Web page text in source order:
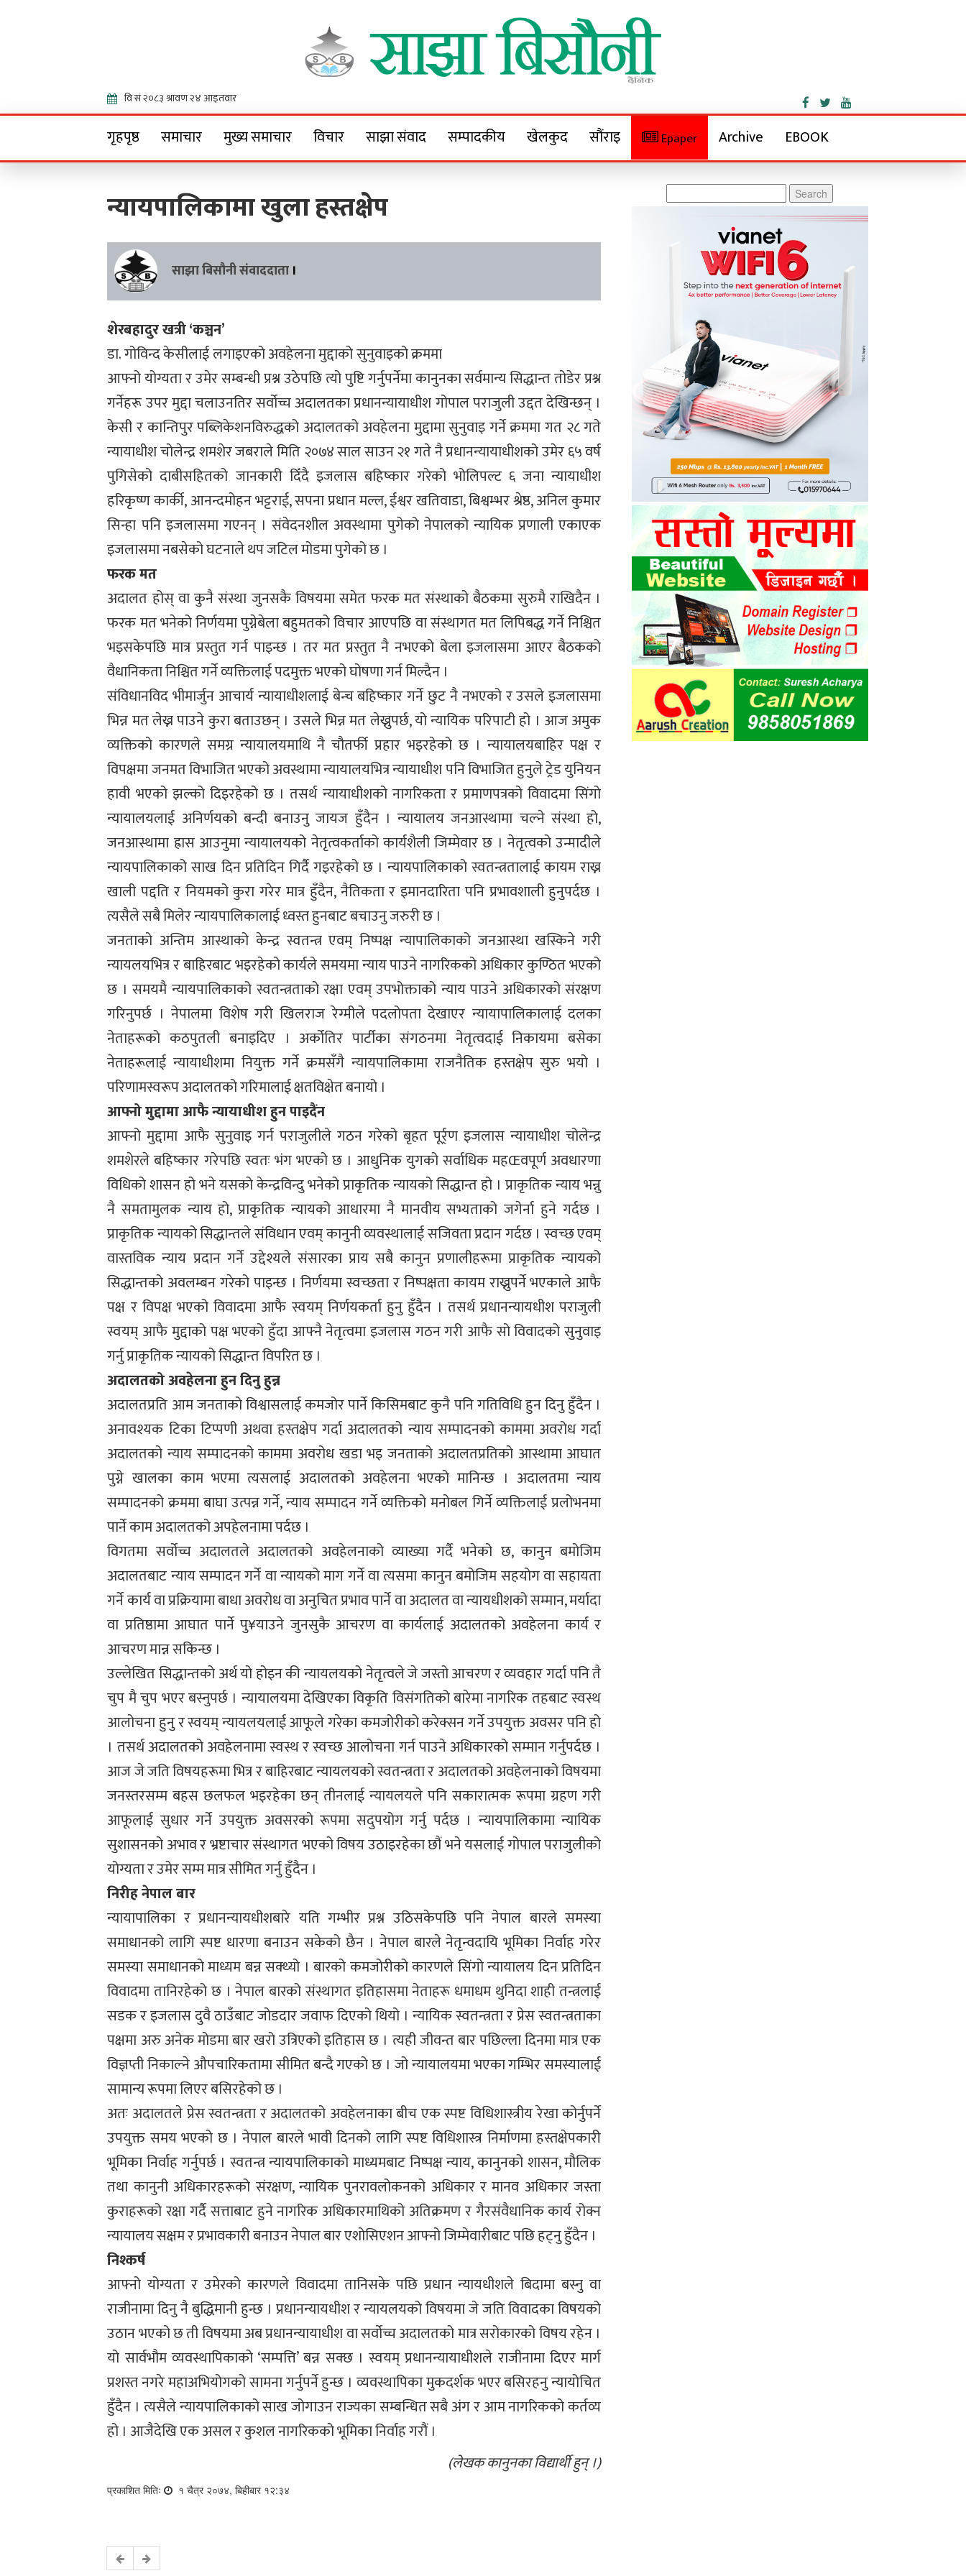
Sajha Bisaunee
गृहपृष्ठ समाचार मुख्य समाचार विचार साझा संवाद सम्पादकीय खेलकुद सौंराइ Epaper Archive EBOOK
न्यायपालिकामा खुला हस्तक्षेप
साझा बिसौनी संवाददाता ।
शेरबहादुर खत्री ‘कञ्चन’
डा. गोविन्द केसीलाई लगाइएको अवहेलना मुद्दाको सुनुवाइको क्रममा
आफ्नो योग्यता र उमेर सम्बन्धी प्रश्न उठेपछि त्यो पुष्टि गर्नुपर्नेमा कानुनका सर्वमान्य सिद्धान्त तोडेर प्रश्न
गर्नेहरू उपर मुद्दा चलाउनतिर सर्वोच्च अदालतका प्रधानन्यायाधीश गोपाल पराजुली उद्दत देखिन्छन् ।
केसी र कान्तिपुर पब्लिकेशनविरुद्धको अदालतको अवहेलना मुद्दामा सुनुवाइ गर्ने क्रममा गत २८ गते
न्यायाधीश चोलेन्द्र शमशेर जबराले मिति २०७४ साल साउन २१ गते नै प्रधानन्यायाधीशको उमेर ६५ वर्ष
पुगिसेको दाबीसहितको जानकारी दिँदै इजलास बहिष्कार गरेको भोलिपल्ट ६ जना न्यायाधीश
हरिकृष्ण कार्की, आनन्दमोहन भट्टराई, सपना प्रधान मल्ल, ईश्वर खतिवाडा, बिश्वम्भर श्रेष्ठ, अनिल कुमार
सिन्हा पनि इजलासमा गएनन् । संवेदनशील अवस्थामा पुगेको नेपालको न्यायिक प्रणाली एकाएक
इजलासमा नबसेको घटनाले थप जटिल मोडमा पुगेको छ ।
फरक मत
अदालत होस् वा कुनै संस्था जुनसकै विषयमा समेत फरक मत संस्थाको बैठकमा सुरुमै राखिदैन ।
फरक मत भनेको निर्णयमा पुग्नेबेला बहुमतको विचार आएपछि वा संस्थागत मत लिपिबद्ध गर्ने निश्चित
भइसकेपछि मात्र प्रस्तुत गर्न पाइन्छ । तर मत प्रस्तुत नै नभएको बेला इजलासमा आएर बैठकको
वैधानिकता निश्चित गर्ने व्यक्तिलाई पदमुक्त भएको घोषणा गर्न मिल्दैन ।
संविधानविद भीमार्जुन आचार्य न्यायाधीशलाई बेन्च बहिष्कार गर्ने छुट नै नभएको र उसले इजलासमा
भिन्न मत लेख्न पाउने कुरा बताउछन् । उसले भिन्न मत लेख्नुपर्छ, यो न्यायिक परिपाटी हो । आज अमुक
व्यक्तिको कारणले समग्र न्यायालयमाथि नै चौतर्फी प्रहार भइरहेको छ । न्यायालयबाहिर पक्ष र
विपक्षमा जनमत विभाजित भएको अवस्थामा न्यायालयभित्र न्यायाधीश पनि विभाजित हुनुले ट्रेड युनियन
हावी भएको झल्को दिइरहेको छ । तसर्थ न्यायाधीशको नागरिकता र प्रमाणपत्रको विवादमा सिंगो
न्यायालयलाई अनिर्णयको बन्दी बनाउनु जायज हुँदैन । न्यायालय जनआस्थामा चल्ने संस्था हो,
जनआस्थामा ह्रास आउनुमा न्यायालयको नेतृत्वकर्ताको कार्यशैली जिम्मेवार छ । नेतृत्वको उन्मादीले
न्यायपालिकाको साख दिन प्रतिदिन गिर्दै गइरहेको छ । न्यायपालिकाको स्वतन्त्रतालाई कायम राख्न
खाली पद्दति र नियमको कुरा गरेर मात्र हुँदैन, नैतिकता र इमानदारिता पनि प्रभावशाली हुनुपर्दछ ।
त्यसैले सबै मिलेर न्यायपालिकालाई ध्वस्त हुनबाट बचाउनु जरुरी छ ।
जनताको अन्तिम आस्थाको केन्द्र स्वतन्त्र एवम् निष्पक्ष न्यापालिकाको जनआस्था खस्किने गरी
न्यायलयभित्र र बाहिरबाट भइरहेको कार्यले समयमा न्याय पाउने नागरिकको अधिकार कुण्ठित भएको
छ । समयमै न्यायपालिकाको स्वतन्त्रताको रक्षा एवम् उपभोक्ताको न्याय पाउने अधिकारको संरक्षण
गरिनुपर्छ । नेपालमा विशेष गरी खिलराज रेग्मीले पदलोपता देखाएर न्यायापालिकालाई दलका
नेताहरूको कठपुतली बनाइदिए । अर्कोतिर पार्टीका संगठनमा नेतृत्वदाई निकायमा बसेका
नेताहरूलाई न्यायाधीशमा नियुक्त गर्ने क्रमसँगै न्यायपालिकामा राजनैतिक हस्तक्षेप सुरु भयो ।
परिणामस्वरूप अदालतको गरिमालाई क्षतविक्षेत बनायो ।
आफ्नो मुद्दामा आफै न्यायाधीश हुन पाइदैंन
आफ्नो मुद्दामा आफै सुनुवाइ गर्न पराजुलीले गठन गरेको बृहत पूर्र्ण इजलास न्यायाधीश चोलेन्द्र
शमशेरले बहिष्कार गरेपछि स्वतः भंग भएको छ । आधुनिक युगको सर्वाधिक महŒवपूर्ण अवधारणा
विधिको शासन हो भने यसको केन्द्रविन्दु भनेको प्राकृतिक न्यायको सिद्धान्त हो । प्राकृतिक न्याय भन्नु
नै समतामुलक न्याय हो, प्राकृतिक न्यायको आधारमा नै मानवीय सभ्यताको जगेर्ना हुने गर्दछ ।
प्राकृतिक न्यायको सिद्धान्तले संविधान एवम् कानुनी व्यवस्थालाई सजिवता प्रदान गर्दछ । स्वच्छ एवम्
वास्तविक न्याय प्रदान गर्ने उद्देश्यले संसारका प्राय सबै कानुन प्रणालीहरूमा प्राकृतिक न्यायको
सिद्धान्तको अवलम्बन गरेको पाइन्छ । निर्णयमा स्वच्छता र निष्पक्षता कायम राख्नुपर्ने भएकाले आफै
पक्ष र विपक्ष भएको विवादमा आफै स्वयम् निर्णयकर्ता हुनु हुँदैन । तसर्थ प्रधानन्यायधीश पराजुली
स्वयम् आफै मुद्दाको पक्ष भएको हुँदा आफ्नै नेतृत्वमा इजलास गठन गरी आफै सो विवादको सुनुवाइ
गर्नु प्राकृतिक न्यायको सिद्धान्त विपरित छ ।
अदालतको अवहेलना हुन दिनु हुन्न
अदालतप्रति आम जनताको विश्वासलाई कमजोर पार्ने किसिमबाट कुनै पनि गतिविधि हुन दिनु हुँदैन ।
अनावश्यक टिका टिप्पणी अथवा हस्तक्षेप गर्दा अदालतको न्याय सम्पादनको काममा अवरोध गर्दा
अदालतको न्याय सम्पादनको काममा अवरोध खडा भइ जनताको अदालतप्रतिको आस्थामा आघात
पुग्ने खालका काम भएमा त्यसलाई अदालतको अवहेलना भएको मानिन्छ । अदालतमा न्याय
सम्पादनको क्रममा बाघा उत्पन्न गर्ने, न्याय सम्पादन गर्ने व्यक्तिको मनोबल गिर्ने व्यक्तिलाई प्रलोभनमा
पार्ने काम अदालतको अपहेलनामा पर्दछ ।
विगतमा सर्वोच्च अदालतले अदालतको अवहेलनाको व्याख्या गर्दै भनेको छ, कानुन बमोजिम
अदालतबाट न्याय सम्पादन गर्ने वा न्यायको माग गर्ने वा त्यसमा कानुन बमोजिम सहयोग वा सहायता
गर्ने कार्य वा प्रक्रियामा बाधा अवरोध वा अनुचित प्रभाव पार्ने वा अदालत वा न्यायधीशको सम्मान, मर्यादा
वा प्रतिष्ठामा आघात पार्ने पु¥याउने जुनसुकै आचरण वा कार्यलाई अदालतको अवहेलना कार्य र
आचरण मान्न सकिन्छ ।
उल्लेखित सिद्धान्तको अर्थ यो होइन की न्यायलयको नेतृत्वले जे जस्तो आचरण र व्यवहार गर्दा पनि तै
चुप मै चुप भएर बस्नुपर्छ । न्यायालयमा देखिएका विकृति विसंगतिको बारेमा नागरिक तहबाट स्वस्थ
आलोचना हुनु र स्वयम् न्यायलयलाई आफूले गरेका कमजोरीको करेक्सन गर्ने उपयुक्त अवसर पनि हो
। तसर्थ अदालतको अवहेलनामा स्वस्थ र स्वच्छ आलोचना गर्न पाउने अधिकारको सम्मान गर्नुपर्दछ ।
आज जे जति विषयहरूमा भित्र र बाहिरबाट न्यायलयको स्वतन्त्रता र अदालतको अवहेलनाको विषयमा
जनस्तरसम्म बहस छलफल भइरहेका छन् तीनलाई न्यायलयले पनि सकारात्मक रूपमा ग्रहण गरी
आफूलाई सुधार गर्ने उपयुक्त अवसरको रूपमा सदुपयोग गर्नु पर्दछ । न्यायपालिकामा न्यायिक
सुशासनको अभाव र भ्रष्टाचार संस्थागत भएको विषय उठाइरहेका छौं भने यसलाई गोपाल पराजुलीको
योग्यता र उमेर सम्म मात्र सीमित गर्नु हुँदैन ।
निरीह नेपाल बार
न्यायापालिका र प्रधानन्यायधीशबारे यति गम्भीर प्रश्न उठिसकेपछि पनि नेपाल बारले समस्या
समाधानको लागि स्पष्ट धारणा बनाउन सकेको छैन । नेपाल बारले नेतृन्वदायि भूमिका निर्वाह गरेर
समस्या समाधानको माध्यम बन्न सक्थ्यो । बारको कमजोरीको कारणले सिंगो न्यायालय दिन प्रतिदिन
विवादमा तानिरहेको छ । नेपाल बारको संस्थागत इतिहासमा नेताहरू धमाधम थुनिदा शाही तन्त्रलाई
सडक र इजलास दुवै ठाउँबाट जोडदार जवाफ दिएको थियो । न्यायिक स्वतन्त्रता र प्रेस स्वतन्त्रताका
पक्षमा अरु अनेक मोडमा बार खरो उत्रिएको इतिहास छ । त्यही जीवन्त बार पछिल्ला दिनमा मात्र एक
विज्ञप्ती निकाल्ने औपचारिकतामा सीमित बन्दै गएको छ । जो न्यायालयमा भएका गम्भिर समस्यालाई
सामान्य रूपमा लिएर बसिरहेको छ ।
अतः अदालतले प्रेस स्वतन्त्रता र अदालतको अवहेलनाका बीच एक स्पष्ट विधिशास्त्रीय रेखा कोर्नुपर्ने
उपयुक्त समय भएको छ । नेपाल बारले भावी दिनको लागि स्पष्ट विधिशास्त्र निर्माणमा हस्तक्षेपकारी
भूमिका निर्वाह गर्नुपर्छ । स्वतन्त्र न्यायपालिकाको माध्यमबाट निष्पक्ष न्याय, कानुनको शासन, मौलिक
तथा कानुनी अधिकारहरूको संरक्षण, न्यायिक पुनरावलोकनको अधिकार र मानव अधिकार जस्ता
कुराहरूको रक्षा गर्दै सत्ताबाट हुने नागरिक अधिकारमाथिको अतिक्रमण र गैरसंवैधानिक कार्य रोक्न
न्यायालय सक्षम र प्रभावकारी बनाउन नेपाल बार एशोसिएशन आफ्नो जिम्मेवारीबाट पछि हट्नु हुँदैन ।
निश्कर्ष
आफ्नो योग्यता र उमेरको कारणले विवादमा तानिसके पछि प्रधान न्यायधीशले बिदामा बस्नु वा
राजीनामा दिनु नै बुद्धिमानी हुन्छ । प्रधानन्यायधीश र न्यायलयको विषयमा जे जति विवादका विषयको
उठान भएको छ ती विषयमा अब प्रधानन्यायाधीश वा सर्वोच्च अदालतको मात्र सरोकारको विषय रहेन ।
यो सार्वभौम व्यवस्थापिकाको ‘सम्पत्ति’ बन्न सक्छ । स्वयम् प्रधानन्यायाधीशले राजीनामा दिएर मार्ग
प्रशस्त नगरे महाअभियोगको सामना गर्नुपर्ने हुन्छ । व्यवस्थापिका मुकदर्शक भएर बसिरहनु न्यायोचित
हुँदैन । त्यसैले न्यायपालिकाको साख जोगाउन राज्यका सम्बन्धित सबै अंग र आम नागरिकको कर्तव्य
हो । आजैदेखि एक असल र कुशल नागरिकको भूमिका निर्वाह गरौं ।
(लेखक कानुनका विद्यार्थी हुन् ।)
प्रकाशित मितिः १ चैत्र २०७४, बिहीबार १२:३४
for: